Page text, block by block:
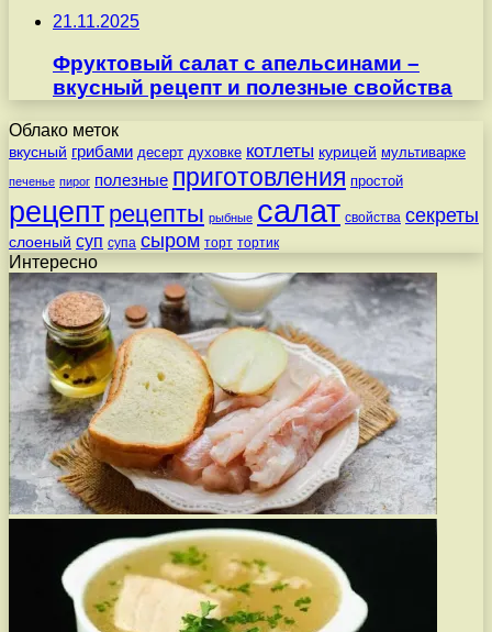
21.11.2025
Фруктовый салат с апельсинами –
вкусный рецепт и полезные свойства
Облако меток
вкусный грибами десерт духовке котлеты курицей мультиварке
печенье пирог полезные приготовления простой
рецепт рецепты рыбные салат свойства секреты
слоеный суп супа сыром торт тортик
Интересно